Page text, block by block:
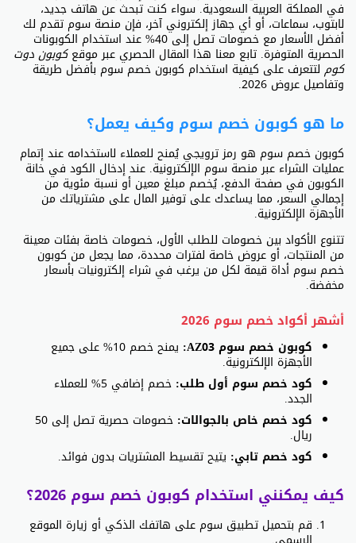
في المملكة العربية السعودية. سواء كنت تبحث عن هاتف جديد،
لابتوب، سماعات، أو أي جهاز إلكتروني آخر، فإن منصة سوم تقدم لك
أفضل الأسعار مع خصومات تصل إلى 40% عند استخدام الكوبونات
الحصرية المتوفرة. تابع معنا هذا المقال الحصري عبر موقعكوبون دوت
كوم لتتعرف على كيفية استخدام كوبون خصم سوم بأفضل طريقة
وتفاصيل عروض 2026.
ما هو كوبون خصم سوم وكيف يعمل؟
كوبون خصم سوم هو رمز ترويجي يُمنح للعملاء لاستخدامه عند إتمام
عمليات الشراء عبر منصة سوم الإلكترونية. عند إدخال الكود في خانة
الكوبون في صفحة الدفع، يُخصم مبلغ معين أو نسبة مئوية من
إجمالي السعر، مما يساعدك على توفير المال على مشترياتك من
الأجهزة الإلكترونية.
تتنوع الأكواد بين خصومات للطلب الأول، خصومات خاصة بفئات معينة
من المنتجات، أو عروض خاصة لفترات محددة، مما يجعل من كوبون
خصم سوم أداة قيمة لكل من يرغب في شراء إلكترونيات بأسعار
مخفضة.
أشهر أكواد خصم سوم 2026
كوبون خصم سوم AZ03: يمنح خصم 10% على جميع
الأجهزة الإلكترونية.
كود خصم سوم أول طلب:
خصم إضافي 5% للعملاء
الجدد.
كود خصم خاص بالجوالات:
خصومات حصرية تصل إلى 50
ريال.
كود خصم تابي: يتيح تقسيط المشتريات بدون فوائد.
كيف يمكنني استخدام كوبون خصم سوم 2026؟
قم بتحميل تطبيق سوم على هاتفك الذكي أو زيارة الموقع